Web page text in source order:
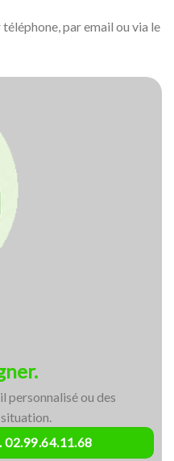
par email ou via le
personnalisé ou des
02.99.64.11.68